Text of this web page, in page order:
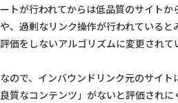
ートが行われてからは低品質のサイト
や、過剰なリンク操作が行われていると
評価をしないアルゴリズムに変更されて
なので、インバウンドリンク元のサイ
良質なコンテンツ」がないと評価され